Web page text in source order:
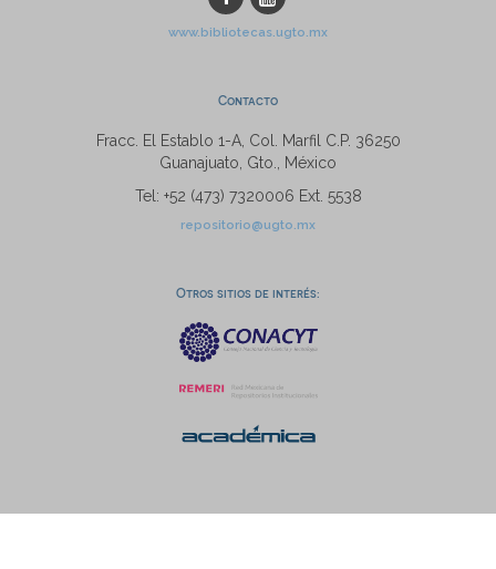
www.bibliotecas.ugto.mx
Contacto
Fracc. El Establo 1-A, Col. Marfil C.P. 36250
Guanajuato, Gto., México
Tel: +52 (473) 7320006 Ext. 5538
repositorio@ugto.mx
Otros sitios de interés: